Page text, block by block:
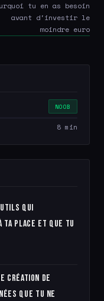
tu en as besoin
avant d'investir le
moindre euro
NOOB
8 min
qui
ta place et que tu
création de
que tu ne